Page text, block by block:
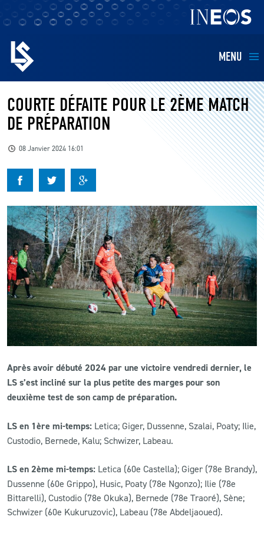
MENU
EQUIPES
BILLETTERIE
KIDS
BUSINESS
RESTAURATION
CLUB
CONTACT
LS E-SHOP
L’APP DU LS
LS ACADEMY CAMPS
COURTE DÉFAITE POUR LE 2ÈME MATCH
DE PRÉPARATION
08 Janvier 2024 16:01
Après avoir débuté 2024 par une victoire vendredi dernier, le
LS s’est incliné sur la plus petite des marges pour son
deuxième test de son camp de préparation.
LS en 1ère mi-temps: Letica; Giger, Dussenne, Szalai, Poaty; Ilie,
Custodio, Bernede, Kalu; Schwizer, Labeau.
LS en 2ème mi-temps: Letica (60e Castella); Giger (78e Brandy),
Dussenne (60e Grippo), Husic, Poaty (78e Ngonzo); Ilie (78e
Bittarelli), Custodio (78e Okuka), Bernede (78e Traoré), Sène;
Schwizer (60e Kukuruzovic), Labeau (78e Abdeljaoued).